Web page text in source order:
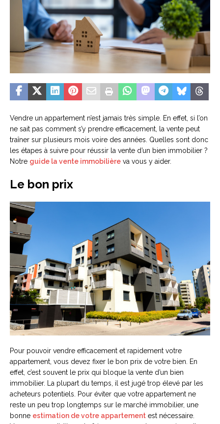
Vendre un appartement n’est jamais très simple. En effet, si l’on
ne sait pas comment s’y prendre efficacement, la vente peut
traîner sur plusieurs mois voire des années. Quelles sont donc
les étapes à suivre pour réussir la vente d’un bien immobilier ?
Notre guide la vente immobilière va vous y aider.
Le bon prix
Pour pouvoir vendre efficacement et rapidement votre
appartement, vous devez fixer le bon prix de votre bien. En
effet, c’est souvent le prix qui bloque la vente d’un bien
immobilier. La plupart du temps, il est jugé trop élevé par les
acheteurs potentiels. Pour éviter que votre appartement ne
reste un peu trop longtemps sur le marché immobilier, une
bonne estimation de votre appartement est nécessaire.